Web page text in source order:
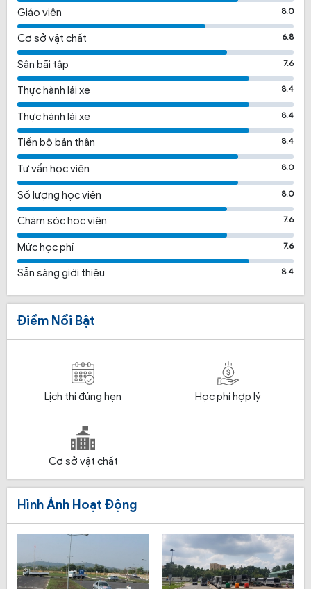
Giáo viên 8.0
Cơ sở vật chất 6.8
Sân bãi tập 7.6
Thực hành lái xe 8.4
Thực hành lái xe 8.4
Tiến bộ bản thân 8.4
Tư vấn học viên 8.0
Số lượng học viên 8.0
Chăm sóc học viên 7.6
Mức học phí 7.6
Sẵn sàng giới thiệu 8.4
Điểm Nổi Bật
Lịch thi đúng hẹn Học phí hợp lý
Cơ sở vật chất
Hình Ảnh Hoạt Động